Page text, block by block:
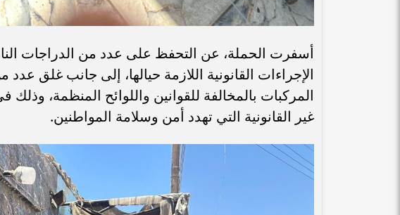
أسفرت الحملة، عن التحفظ على عدد من الدراجات
الإجراءات القانونية اللازمة حيالها، إلى جانب غلق عدد
المركبات بالمخالفة للقوانين واللوائح المنظمة،
غير القانونية التي تهدد أمن وسلامة المواطنين.